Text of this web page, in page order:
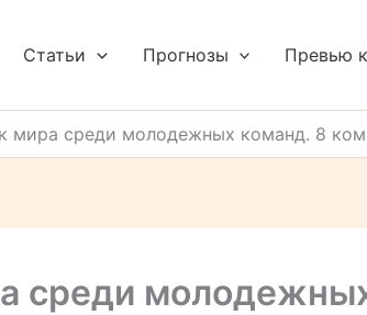
Статьи Прогнозы Превью
мира среди молодежных команд. 8
среди